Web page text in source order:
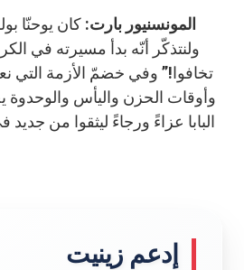
المونسنيور بارت: كان يوحنّا
ولنتذكّر أنّه بدأ مسيرته في
تخافوا!” وفي خضمّ الأزمة التي
وأوقات الحزن واليأس والوحدوة
البابا عزاءً ورجاءً ليثقوا من
إدعم زينيت